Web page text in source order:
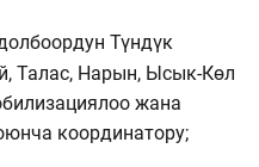
Түндүк
Талас, Нарын, Ысык-Көл
жана
координатору;